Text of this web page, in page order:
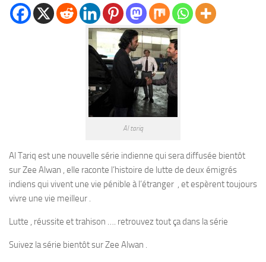
Al tariq
Al Tariq est une nouvelle série indienne qui sera diffusée bientôt
sur Zee Alwan , elle raconte l’histoire de lutte de deux émigrés
indiens qui vivent une vie pénible à l’étranger , et espèrent toujours
vivre une vie meilleur .
Lutte , réussite et trahison …. retrouvez tout ça dans la série
Suivez la série bientôt sur Zee Alwan .